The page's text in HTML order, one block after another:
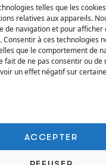
telles que les
relatives aux appareils.
de navigation et pour afficher
Consentir à ces technologies
que le comportement de
fait de ne pas consentir ou
un effet négatif sur
ACCEPTER
lettre newsletter, nous
Promis !